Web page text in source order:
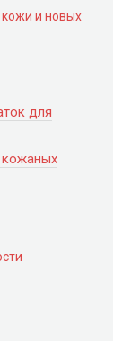
кожи и новых
для
кожаных